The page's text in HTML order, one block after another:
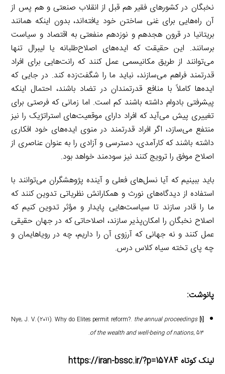
نخبگان در کشورهای فقیر هم قبل از انقلاب صنعتی و هم پس از
آن راه‌هایی برای غنی ساختن خود یافته‌اند، بدون اینکه همانند
بریتانیا در قرون هجدهم و نوزدهم منفعتی به اقتصاد و سیاست
برسانند. این حقیقت که ایده‌های اصلاح‌طلبانه یا لیبرال تنها
می‌توانند از طریق مکانیسمی عمل کنند که رانت‌هایی برای افراد
قدرتمند فراهم می‌سازند، نباید ما را شگفت‌زده کند. در جایی که
ایده‌ها کاملاً با منافع قدرتمندان در تضاد باشند، احتمال اینکه
پیشرفتی بادوام داشته باشند کم است. اما زمانی که فرصتی برای
تغییری پیش می‌آید که افراد دارای موقعیت‌های استراتژیک را نیز
منتفع می‌سازد، اگر افراد قدرتمند در منوی ایده‌های خود افکاری
داشته باشند که کارآمدی، دسترسی و آزادی را به عنوان عناصری از
اصلاح موفق را ترویج کنند نیز سودمند خواهد بود.
باید ببینیم که آیا نسل‌های فعلی و آینده پژوهشگران می‌توانند با
استفاده از دیدگاه‌های نورث و همکارانش نظریاتی تدوین کنند که
ما را قادر سازند تا سیاست‌هایی پایدار و مؤثر تدوین کنیم که
اصلاح نخبگان را امکان‌پذیر سازند، اصلاحاتی که در جهان حقیقی
عمل کنند و نه جهانی که آرزوی آن را داریم، چه در رویاهایمان و
چه پای تخته سیاه کلاس درس.
پانوشت:
[۱] Nye, J. V. (2011). Why do Elites permit reform?.
the annual proceedings
of the wealth and well-being of nations, 53.
لینک کوتاه https://iran-bssc.ir/?p=15784